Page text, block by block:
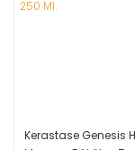
Kerastase Genesis